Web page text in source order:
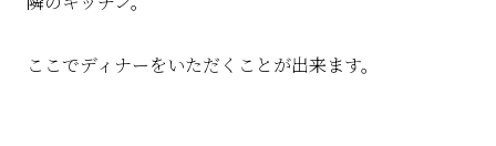
ここでディナーをいただくことが出来ます。